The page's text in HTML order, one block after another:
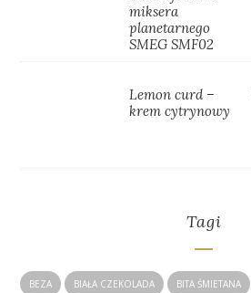
miksera
planetarnego
SMEG SMF02
Lemon curd –
krem cytrynowy
Tagi
BEZA BIAŁA CZEKOLADA BITA ŚMIETANA